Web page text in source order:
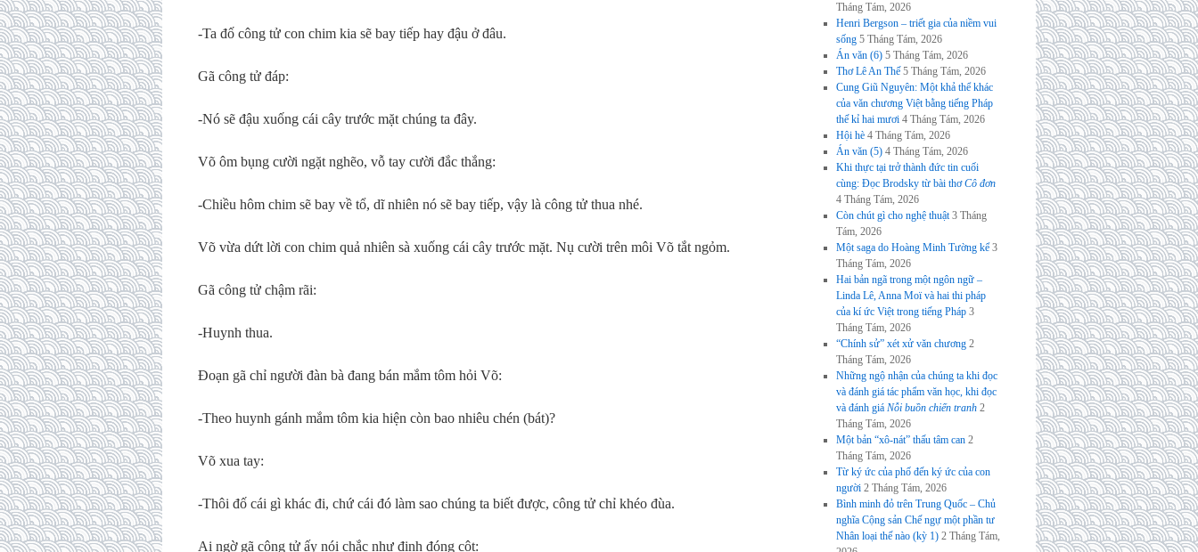
-Ta đố công tử con chim kia sẽ bay tiếp hay đậu ở đâu.
Gã công tử đáp:
-Nó sẽ đậu xuống cái cây trước mặt chúng ta đây.
Võ ôm bụng cười ngặt nghẽo, vỗ tay cười đắc thắng:
-Chiều hôm chim sẽ bay về tổ, dĩ nhiên nó sẽ bay tiếp, vậy là công tử thua nhé.
Võ vừa dứt lời con chim quả nhiên sà xuống cái cây trước mặt. Nụ cười trên môi Võ tắt ngỏm.
Gã công tử chậm rãi:
-Huynh thua.
Đoạn gã chỉ người đàn bà đang bán mắm tôm hỏi Võ:
-Theo huynh gánh mắm tôm kia hiện còn bao nhiêu chén (bát)?
Võ xua tay:
-Thôi đố cái gì khác đi, chứ cái đó làm sao chúng ta biết được, công tử chỉ khéo đùa.
Ai ngờ gã công tử ấy nói chắc như đinh đóng cột:
Tháng Tám, 2026
Henri Bergson – triết gia của niềm vui
sống 5 Tháng Tám, 2026
Án văn (6) 5 Tháng Tám, 2026
Thơ Lê An Thế 5 Tháng Tám, 2026
Cung Giũ Nguyên: Một khả thể khác
của văn chương Việt bằng tiếng Pháp
thế kỉ hai mươi 4 Tháng Tám, 2026
Hội hè 4 Tháng Tám, 2026
Án văn (5) 4 Tháng Tám, 2026
Khi thực tại trở thành đức tin cuối
cùng: Đọc Brodsky từ bài thơCô đơn
4 Tháng Tám, 2026
Còn chút gì cho nghệ thuật 3 Tháng
Tám, 2026
Một saga do Hoàng Minh Tường kể 3
Tháng Tám, 2026
Hai bản ngã trong một ngôn ngữ –
Linda Lê, Anna Moï và hai thi pháp
của kí ức Việt trong tiếng Pháp 3
Tháng Tám, 2026
“Chính sử” xét xử văn chương 2
Tháng Tám, 2026
Những ngộ nhận của chúng ta khi đọc
và đánh giá tác phẩm văn học, khi đọc
và đánh giá Nỗi buồn chiến tranh 2
Tháng Tám, 2026
Một bản “xô-nát” thấu tâm can 2
Tháng Tám, 2026
Từ ký ức của phố đến ký ức của con
người 2 Tháng Tám, 2026
Bình minh đỏ trên Trung Quốc – Chủ
nghĩa Cộng sản Chế ngự một phần tư
Nhân loại thế nào (kỳ 1) 2 Tháng Tám,